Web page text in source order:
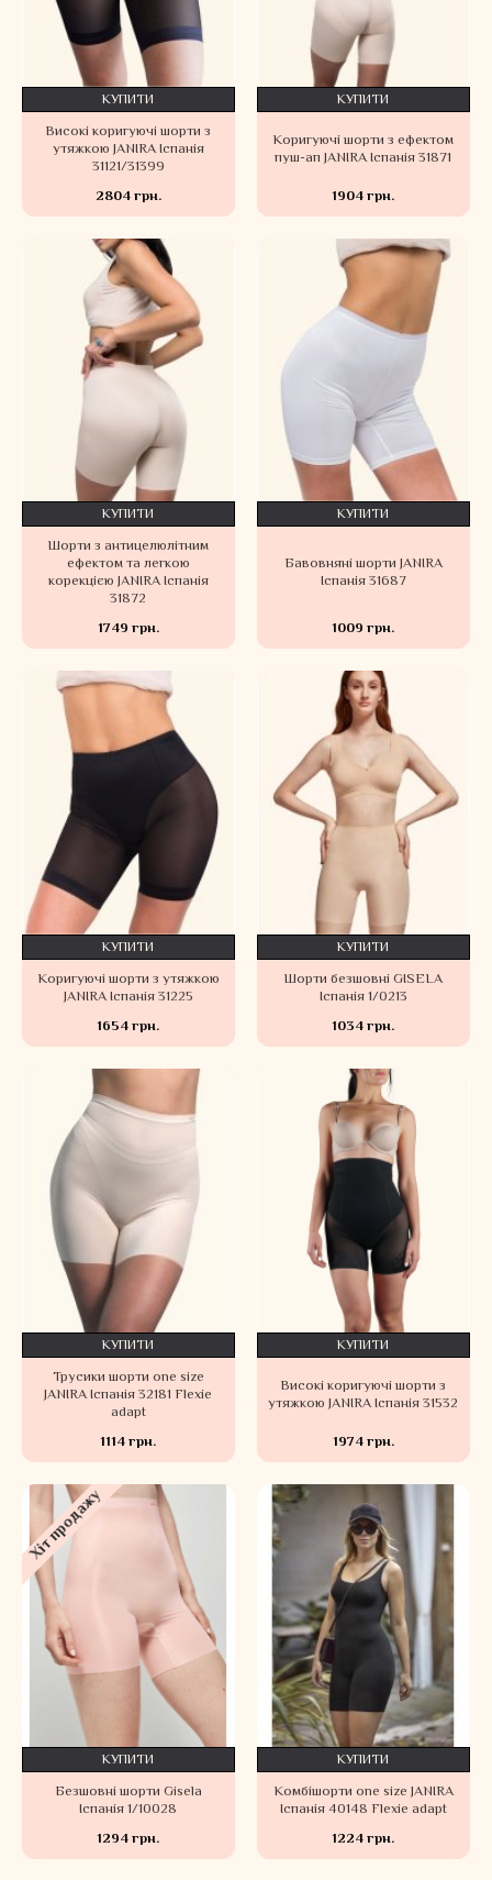
Високі коригуючі шорти з
утяжкою JANIRA Іспанія
31121/31399
2804 грн.
КУПИТИ
Коригуючі шорти з ефектом
пуш-ап JANIRA Іспанія 31871
1904 грн.
КУПИТИ
Шорти з антицелюлітним
ефектом та легкою
корекцією JANIRA Іспанія
31872
1749 грн.
КУПИТИ
Бавовняні шорти JANIRA
Іспанія 31687
1009 грн.
КУПИТИ
Коригуючі шорти з утяжкою
JANIRA Іспанія 31225
1654 грн.
КУПИТИ
Шорти безшовні GISELA
Іспанія 1/0213
1034 грн.
КУПИТИ
Трусики шорти one size
JANIRA Іспанія 32181 Flexie
adapt
1114 грн.
КУПИТИ
Високі коригуючі шорти з
утяжкою JANIRA Іспанія 31532
1974 грн.
КУПИТИ
Хіт продажу
Безшовні шорти Gisela
Іспанія 1/10028
1294 грн.
КУПИТИ
Комбішорти one size JANIRA
Іспанія 40148 Flexie adapt
1224 грн.
КУПИТИ